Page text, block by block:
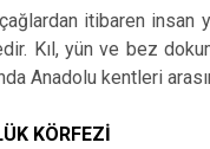
itibaren insan
Kıl, yün ve bez
Anadolu kentleri
KÖRFEZİ